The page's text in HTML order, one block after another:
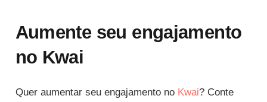
Aumente seu engajamento
no Kwai
Quer aumentar seu engajamento no Kwai? Conte